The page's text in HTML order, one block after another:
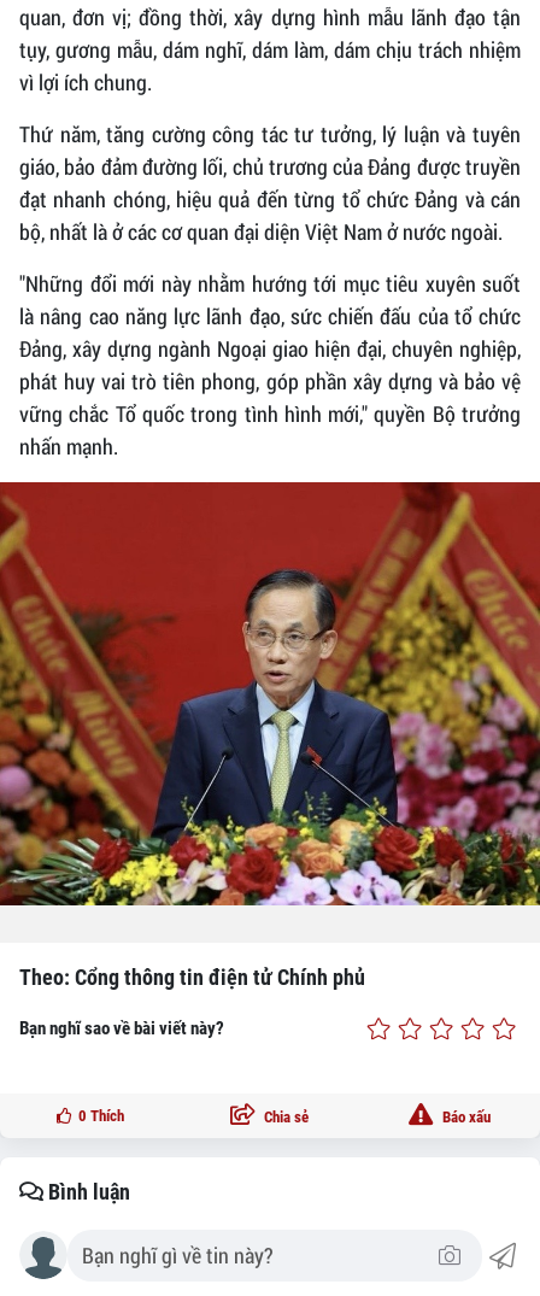
quan, đơn vị; đồng thời, xây dựng hình mẫu lãnh đạo tận
tụy, gương mẫu, dám nghĩ, dám làm, dám chịu trách nhiệm
vì lợi ích chung.
Thứ năm, tăng cường công tác tư tưởng, lý luận và tuyên
giáo, bảo đảm đường lối, chủ trương của Đảng được truyền
đạt nhanh chóng, hiệu quả đến từng tổ chức Đảng và cán
bộ, nhất là ở các cơ quan đại diện Việt Nam ở nước ngoài.
"Những đổi mới này nhằm hướng tới mục tiêu xuyên suốt
là nâng cao năng lực lãnh đạo, sức chiến đấu của tổ chức
Đảng, xây dựng ngành Ngoại giao hiện đại, chuyên nghiệp,
phát huy vai trò tiên phong, góp phần xây dựng và bảo vệ
vững chắc Tổ quốc trong tình hình mới," quyền Bộ trưởng
nhấn mạnh.
Theo: Cổng thông tin điện tử Chính phủ
Bạn nghĩ sao về bài viết này?
0 Thích Chia sẻ Báo xấu
Bình luận